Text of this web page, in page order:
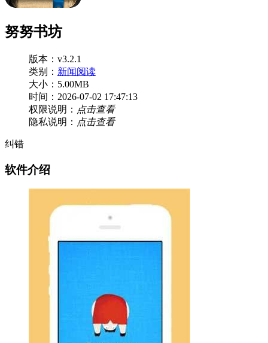
努努书坊
版本：v3.2.1
类别： 新闻阅读
大小：5.00MB
时间：2026-07-02 17:47:13
权限说明： 点击查看
隐私说明： 点击查看
纠错
软件介绍